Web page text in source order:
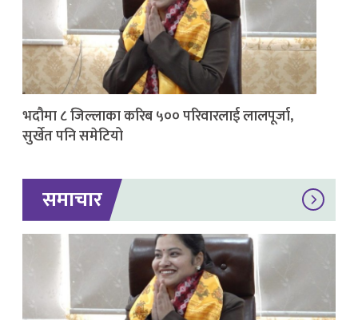
भदौमा ८ जिल्लाका करिब ५०० परिवारलाई लालपूर्जा,
सुर्खेत पनि समेटियो
समाचार